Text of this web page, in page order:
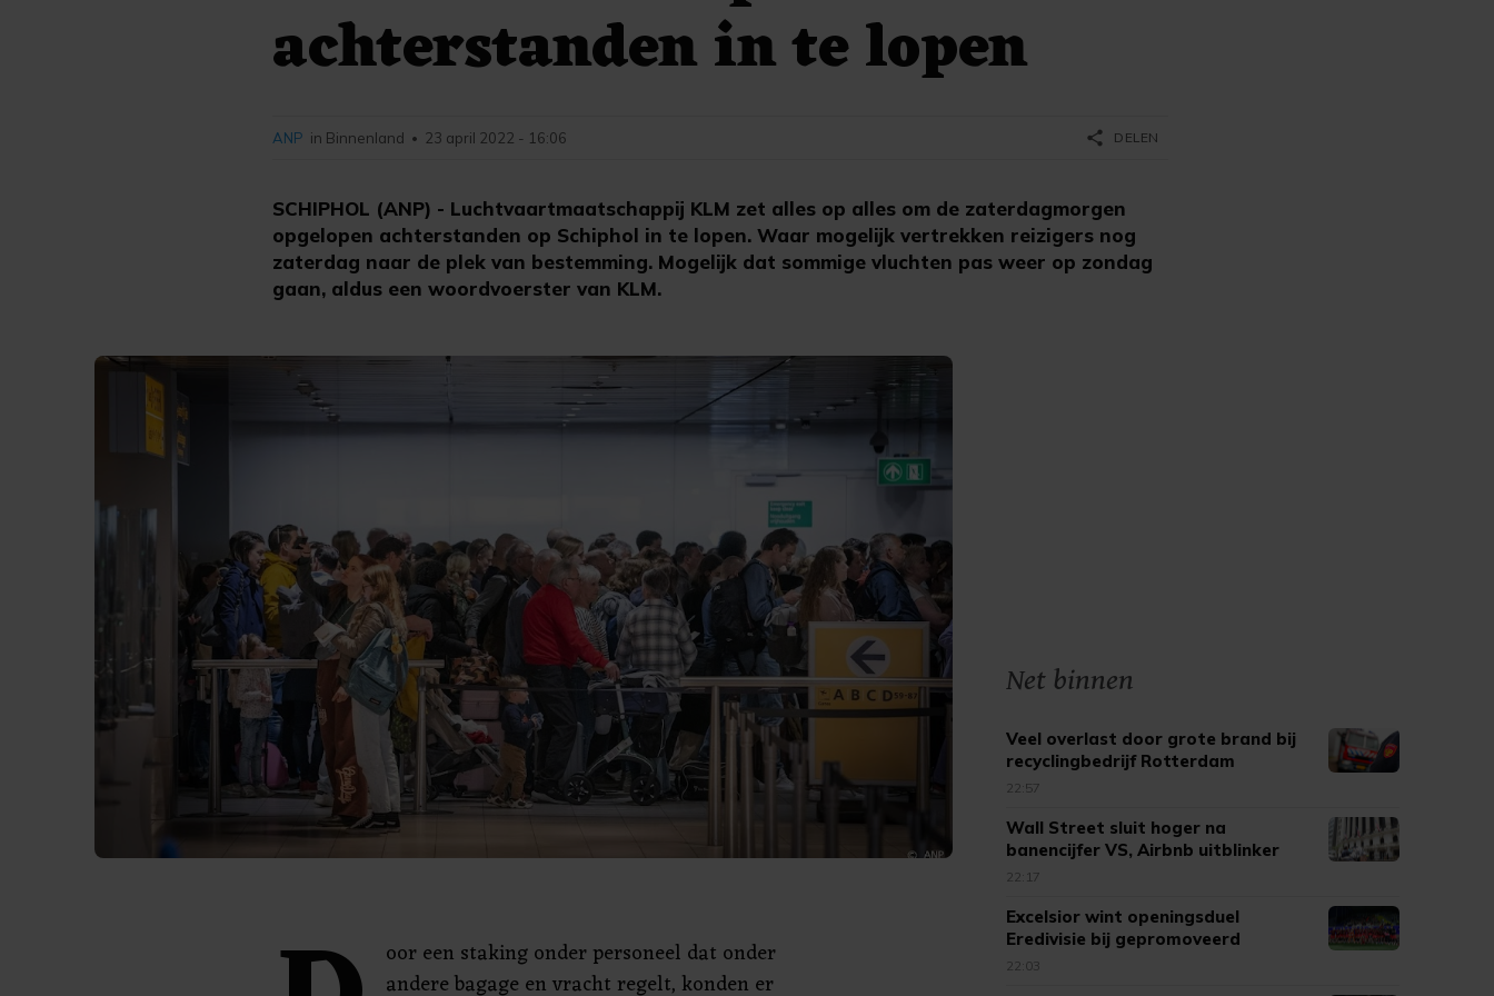
achterstanden in te lopen
SCHIPHOL (ANP) - Luchtvaartmaatschappij KLM zet alles op alles om de zaterdagmorgen
opgelopen achterstanden op Schiphol in te lopen. Waar mogelijk vertrekken reizigers nog
zaterdag naar de plek van bestemming. Mogelijk dat sommige vluchten pas weer op zondag
gaan, aldus een woordvoerster van KLM.
ANP in Binnenland • 23 april 2022 - 16:06 share DELEN
oor een staking onder personeel dat onder
andere bagage en vracht regelt, konden er
Net binnen
Veel overlast door grote brand bij
recyclingbedrijf Rotterdam
22:57
Wall Street sluit hoger na
banencijfer VS, Airbnb uitblinker
22:17
Excelsior wint openingsduel
Eredivisie bij gepromoveerd
Cambuur
22:03